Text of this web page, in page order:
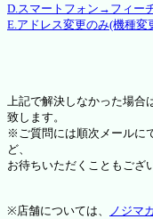
D.スマートフォン→フィー
E.アドレス変更のみ(機種変
上記で解決しなかった場合
致します。
※ご質問には順次メールに
ど、
お待ちいただくこともござ
※店舗については、 ノジマ